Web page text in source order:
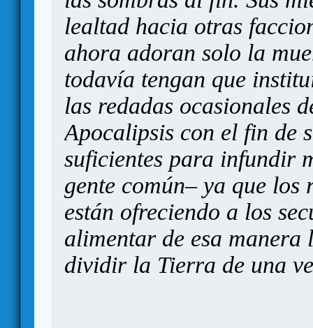
lealtad hacia otras
ahora adoran solo la
todavía tengan que
las redadas ocasionales
Apocalipsis con el fin de
suficientes para infundir
gente común– ya que los
están ofreciendo a los
alimentar de esa
dividir la Tierra de una